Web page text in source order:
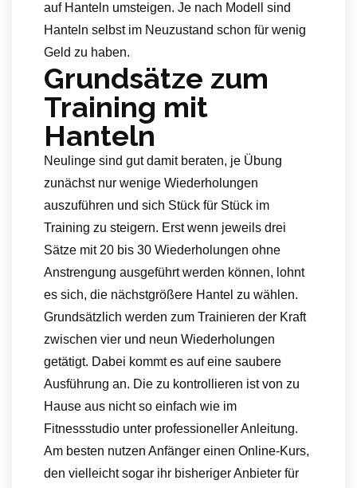
auf Hanteln umsteigen. Je nach Modell sind
Hanteln selbst im Neuzustand schon für wenig
Geld zu haben.
Grundsätze zum
Training mit
Hanteln
Neulinge sind gut damit beraten, je Übung
zunächst nur wenige Wiederholungen
auszuführen und sich Stück für Stück im
Training zu steigern. Erst wenn jeweils drei
Sätze mit 20 bis 30 Wiederholungen ohne
Anstrengung ausgeführt werden können, lohnt
es sich, die nächstgrößere Hantel zu wählen.
Grundsätzlich werden zum Trainieren der Kraft
zwischen vier und neun Wiederholungen
getätigt. Dabei kommt es auf eine saubere
Ausführung an. Die zu kontrollieren ist von zu
Hause aus nicht so einfach wie im
Fitnessstudio unter professioneller Anleitung.
Am besten nutzen Anfänger einen Online-Kurs,
den vielleicht sogar ihr bisheriger Anbieter für